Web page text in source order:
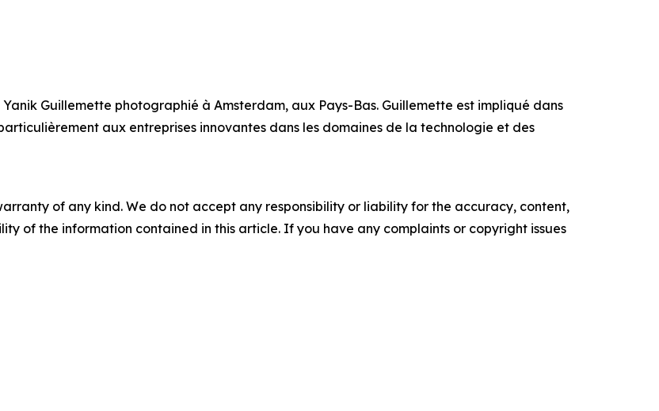
Guillemette photographié à Amsterdam, aux Pays-Bas. Guillemette est impliqué dans
aux entreprises innovantes dans les domaines de la technologie et des
of any kind. We do not accept any responsibility or liability for the accuracy, content,
of the information contained in this article. If you have any complaints or copyright issues